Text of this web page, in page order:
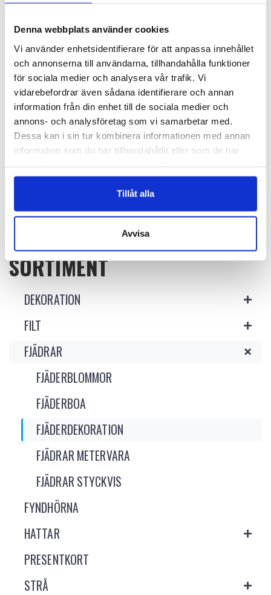
Denna webbplats använder cookies
Vi använder enhetsidentifierare för att anpassa innehållet
och annonserna till användarna, tillhandahålla funktioner
för sociala medier och analysera vår trafik. Vi
vidarebefordrar även sådana identifierare och annan
information från din enhet till de sociala medier och
annons- och analysföretag som vi samarbetar med.
Dessa kan i sin tur kombinera informationen med annan
information som du har tillhandahållit eller som de har
Tillåt alla
Avvisa
FJÄDERDEKORATION – FJD005
Logga in för att se pris
FJÄDERDEKORATION – FJD004
Logga in för att se pris
SORTIMENT
DEKORATION
FILT
FJÄDRAR
FJÄDERBLOMMOR
FJÄDERBOA
FJÄDERDEKORATION
FJÄDRAR METERVARA
FJÄDRAR STYCKVIS
FYNDHÖRNA
HATTAR
PRESENTKORT
STRÅ